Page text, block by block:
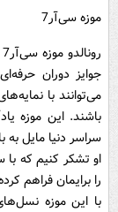
موزه سی‌آر‌7
جوایز دوران
می‌توانند با
باشند. این موزه
سراسر دنیا مایل به
او تشکر کنیم که
را برایمان فراهم
با این موزه